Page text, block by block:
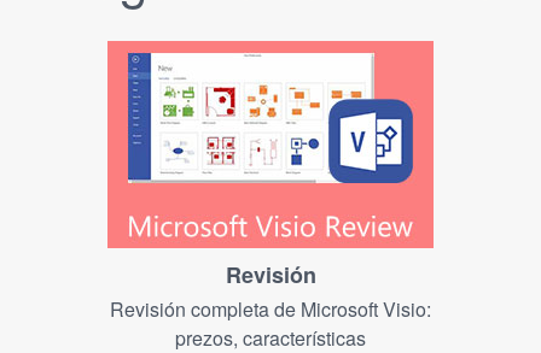
Revisión
Revisión completa de Microsoft Visio:
prezos, características